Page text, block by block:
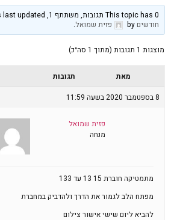
This topic has 0 תגובות, משתתף 1, and was last updated
חודשים by פזית שמואל.
מוצגות 1 תגובות (מתוך 1 סה״כ)
מאת
תגובות
8 בספטמבר 2020 בשעה 11:59
פזית שמואל
מנחה
מתמטיקה חוברת 15 13 עד 133
מפתח הלב לגמור את הדרך ולהדביק במחברת
להביא ליום שישי אישור צילום